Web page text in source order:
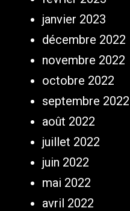
janvier 2023
décembre 2022
novembre 2022
octobre 2022
septembre 2022
août 2022
juillet 2022
juin 2022
mai 2022
avril 2022